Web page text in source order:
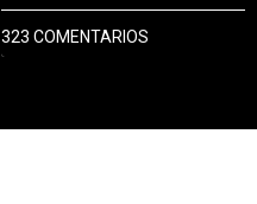
323 COMENTARIOS